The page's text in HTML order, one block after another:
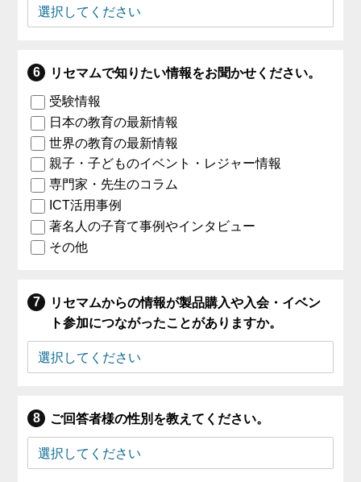
リセマムで知りたい情報をお聞かせください。
受験情報
日本の教育の最新情報
世界の教育の最新情報
親子・子どものイベント・レジャー情報
専門家・先生のコラム
ICT活用事例
著名人の子育て事例やインタビュー
その他
リセマムからの情報が製品購入や入会・イベン
ト参加につながったことがありますか。
ご回答者様の性別を教えてください。